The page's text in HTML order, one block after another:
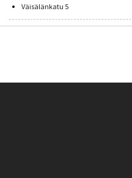
Väisälänkatu 5